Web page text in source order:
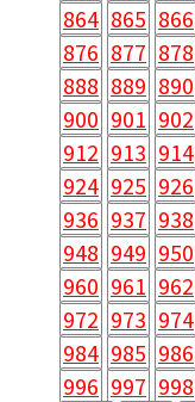
864 865 866
876 877 878
888 889 890
900 901 902
912 913 914
924 925 926
936 937 938
948 949 950
960 961 962
972 973 974
984 985 986
996 997 998